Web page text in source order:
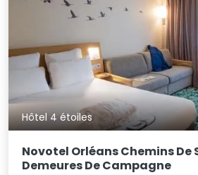
Hôtel 4 étoiles
Novotel Orléans Chemins De
Demeures De Campagne